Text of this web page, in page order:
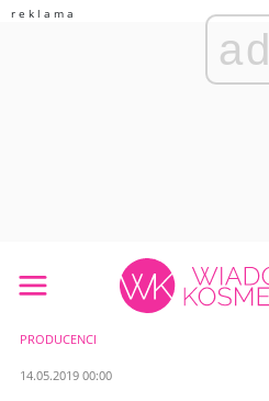
ad
PRODUCENCI
14.05.2019 00:00